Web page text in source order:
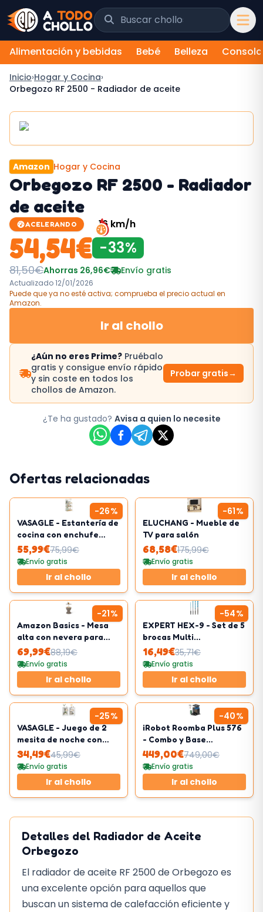
Saltar al contenido
Buscar chollos y tiendas
Alimentación y bebidas Bebé Belleza
Inicio›Hogar y Cocina›
Orbegozo RF 2500 - Radiador de aceite
Amazon Hogar y Cocina
Orbegozo RF 2500 - Radiador
de aceite
ACELERANDO 16km/h
54,54€ -33%
81,50€Ahorras 26,96€ Envío gratis
Actualizado12/01/2026
Puede que ya no esté activa; comprueba el precio actual en
Amazon.
Ir al chollo
¿Aún no eres Prime? Pruébalo
gratis y consigue envío rápido
y sin coste en todos los
chollos de Amazon.
Probar gratis→
¿Te ha gustado? Avisa a quien lo necesite
Ofertas relacionadas
-26%
VASAGLE - Estantería de
cocina con enchufe
múltiple
55,99€75,99€
Envío gratis
Ir al chollo
-61%
ELUCHANG - Mueble de
TV para salón
68,58€175,99€
Envío gratis
Ir al chollo
-21%
Amazon Basics - Mesa
alta con nevera para
exterior
69,99€88,19€
Envío gratis
Ir al chollo
-54%
EXPERT HEX-9 - Set de 5
brocas Multi
Construction
16,49€35,71€
Envío gratis
Ir al chollo
-25%
VASAGLE - Juego de 2
mesita de noche con
compartimentos
abiertos
34,49€45,99€
Envío gratis
Ir al chollo
-40%
iRobot Roomba Plus 576
- Combo y Base
AutoWash multifunción
449,00€749,00€
Envío gratis
Ir al chollo
Detalles del Radiador de Aceite
Orbegozo
El radiador de aceite RF 2500 de Orbegozo es
una excelente opción para aquellos que
buscan un sistema de calefacción eficiente y